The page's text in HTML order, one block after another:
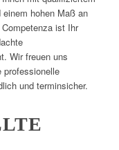
hohen Maß an
ist Ihr
Wir freuen uns
professionelle
und terminsicher.